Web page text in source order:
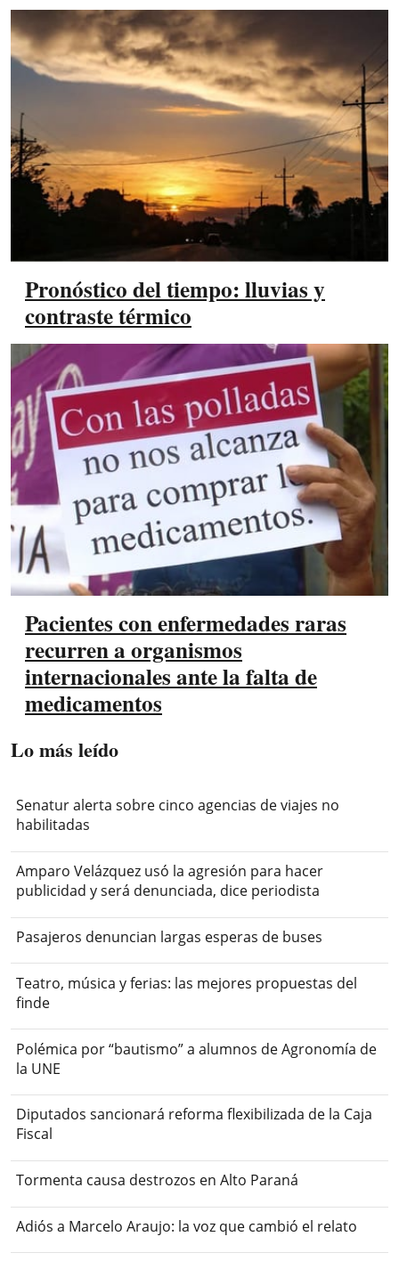
Pronóstico del tiempo: lluvias y
contraste térmico
Pacientes con enfermedades raras
recurren a organismos
internacionales ante la falta de
medicamentos
Lo más leído
Senatur alerta sobre cinco agencias de viajes no
habilitadas
Amparo Velázquez usó la agresión para hacer
publicidad y será denunciada, dice periodista
Pasajeros denuncian largas esperas de buses
Teatro, música y ferias: las mejores propuestas del
finde
Polémica por “bautismo” a alumnos de Agronomía de
la UNE
Diputados sancionará reforma flexibilizada de la Caja
Fiscal
Tormenta causa destrozos en Alto Paraná
Adiós a Marcelo Araujo: la voz que cambió el relato